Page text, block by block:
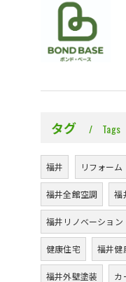
タグ Tags
福井 リフォーム
福井全館空調 福
福井リノベーション
健康住宅 福井健
福井外壁塗装 カ